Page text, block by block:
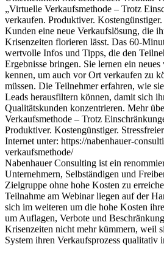
„Virtuelle Verkaufsmethode – Trotz
verkaufen. Produktiver.
Kunden eine neue Verkaufslösung, die
Krisenzeiten florieren lässt. Das 60-
wertvolle Infos und Tipps, die den
Ergebnisse bringen. Sie lernen ein
kennen, um auch vor Ort verkaufen zu
müssen. Die Teilnehmer erfahren, wie
Leads herausfiltern können, damit sich
Qualitätskunden konzentrieren. Mehr
Verkaufsmethode – Trotz
Produktiver. Kostengünstiger.
Internet unter: https://nabenhauer-
verkaufsmethode/
Nabenhauer Consulting ist ein
Unternehmern, Selbständigen und
Zielgruppe ohne hohe Kosten zu
Teilnahme am Webinar liegen auf der
sich im weiteren um die hohe Kosten
um Auflagen, Verbote und
Krisenzeiten nicht mehr kümmern, weil
System ihren Verkaufsprozess qualitativ